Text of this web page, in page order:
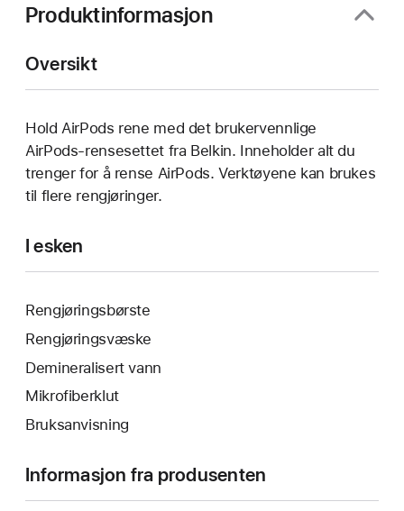
Produktinformasjon
Oversikt
Hold AirPods rene med det brukervennlige
AirPods-rensesettet fra Belkin. Inneholder alt du
trenger for å rense AirPods. Verktøyene kan brukes
til flere rengjøringer.
I esken
Rengjøringsbørste
Rengjøringsvæske
Demineralisert vann
Mikrofiberklut
Bruksanvisning
Informasjon fra produsenten